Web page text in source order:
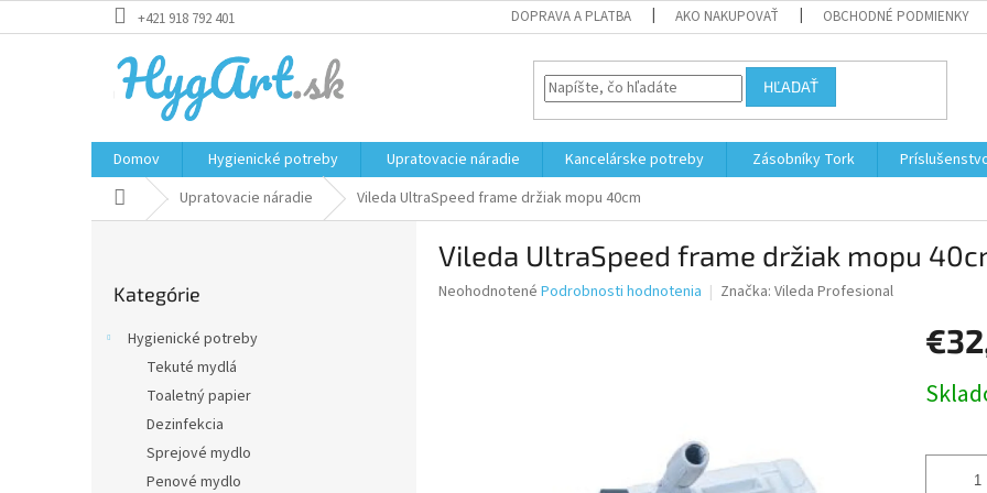
na
+421 918 792 401 DOPRAVA A PLATBA AKO NAKUPOVAŤ OBCHODNÉ PODMIENKY
HĽADAŤ
Domov Hygienické potreby Upratovacie náradie Kancelárske potreby Zásobníky Tork
DomovUpratovacie náradie Vileda UltraSpeed frame držiak mopu 40cm
kategórie
Kategórie
Hygienické potreby
Tekuté mydlá
Toaletný papier
Dezinfekcia
Sprejové mydlo
Penové mydlo
Vileda UltraSpeed frame držiak mopu
Priemerné
Neohodnotené Podrobnosti hodnotenia Značka: Vileda Profesional
cena: